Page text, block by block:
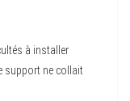
à installer
support ne collait